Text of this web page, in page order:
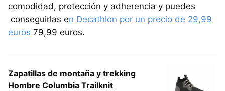
comodidad, protección y adherencia y puedes
conseguirlas en Decathlon por un precio de 29,99
euros 79,99 euros.
Zapatillas de montaña y trekking
Hombre Columbia Trailknit